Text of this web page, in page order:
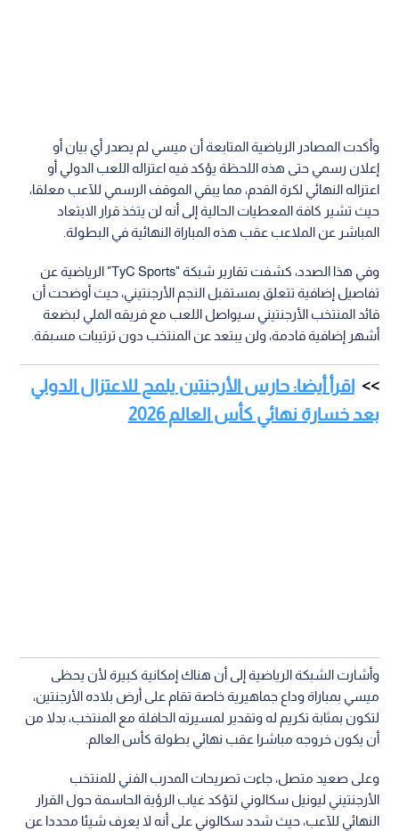
وأكدت المصادر الرياضية المتابعة أن ميسي لم يصدر أي بيان أو
إعلان رسمي حتى هذه اللحظة يؤكد فيه اعتزاله اللعب الدولي أو
اعتزاله النهائي لكرة القدم، مما يبقي الموقف الرسمي للآعب معلقا،
حيث تشير كافة المعطيات الحالية إلى أنه لن يتخذ قرار الابتعاد
المباشر عن الملاعب عقب هذه المباراة النهائية في البطولة.
وفي هذا الصدد، كشفت تقارير شبكة "TyC Sports" الرياضية عن
تفاصيل إضافية تتعلق بمستقبل النجم الأرجنتيني، حيث أوضحت أن
قائد المنتخب الأرجنتيني سيواصل اللعب مع فريقه الملي لبضعة
أشهر إضافية قادمة، ولن يبتعد عن المنتخب دون ترتيبات مسبقة.
اقرأ أيضا: حارس الأرجنتين يلمح للاعتزال الدولي
بعد خسارة نهائي كأس العالم 2026
وأشارت الشبكة الرياضية إلى أن هناك إمكانية كبيرة لأن يحظى
ميسي بمباراة وداع جماهيرية خاصة تقام على أرض بلاده الأرجنتين،
لتكون بمثابة تكريم له وتقدير لمسيرته الحافلة مع المنتخب، بدلا من
أن يكون خروجه مباشرا عقب نهائي بطولة كأس العالم.
وعلى صعيد متصل، جاءت تصريحات المدرب الفني للمنتخب
الأرجنتيني ليونيل سكالوني لتؤكد غياب الرؤية الحاسمة حول القرار
النهائي للآعب، حيث شدد سكالوني على أنه لا يعرف شيئا محددا عن